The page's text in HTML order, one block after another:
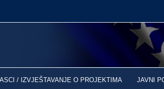
/ IZVJEŠTAVANJE O PROJEKTIMA JAVNI